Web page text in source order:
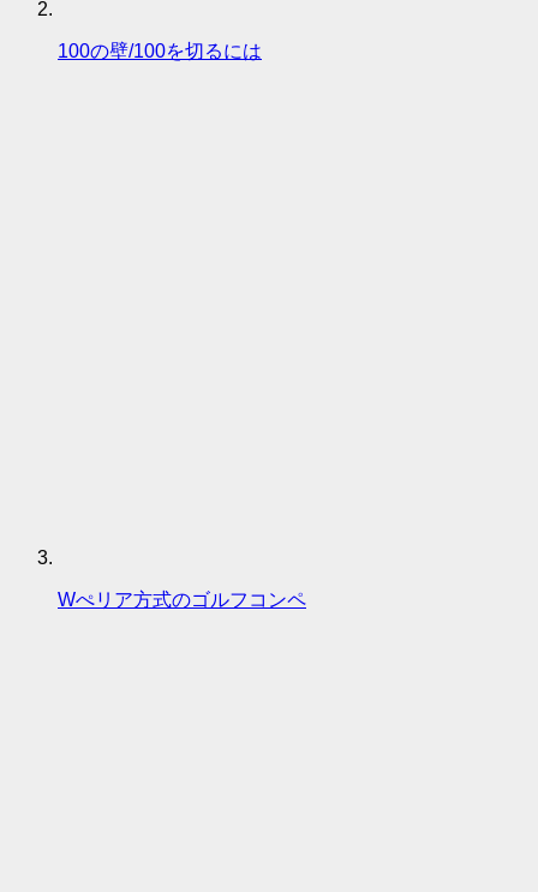
100の壁/100を切るには
Wぺリア方式のゴルフコンペ